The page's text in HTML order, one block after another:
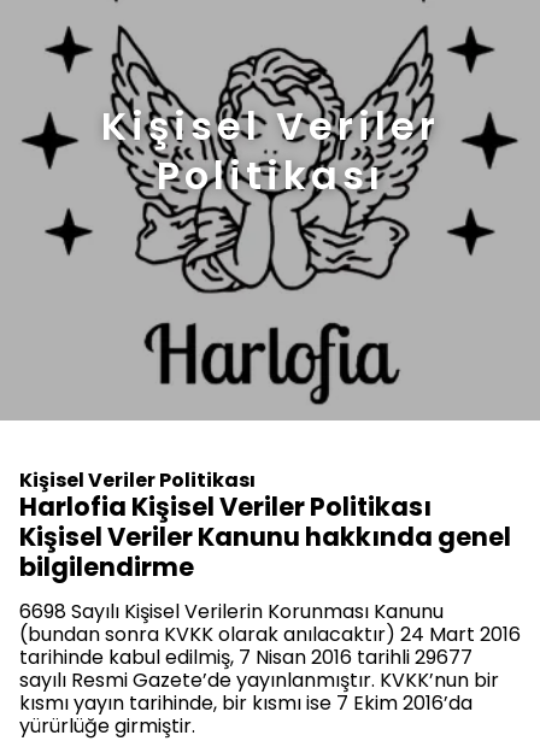
Kişisel Veriler
Politikası
Kişisel Veriler Politikası
Harlofia Kişisel Veriler Politikası
Kişisel Veriler Kanunu hakkında genel
bilgilendirme
6698 Sayılı Kişisel Verilerin Korunması Kanunu
(bundan sonra KVKK olarak anılacaktır) 24 Mart 2016
tarihinde kabul edilmiş, 7 Nisan 2016 tarihli 29677
sayılı Resmi Gazete’de yayınlanmıştır. KVKK’nun bir
kısmı yayın tarihinde, bir kısmı ise 7 Ekim 2016’da
yürürlüğe girmiştir.